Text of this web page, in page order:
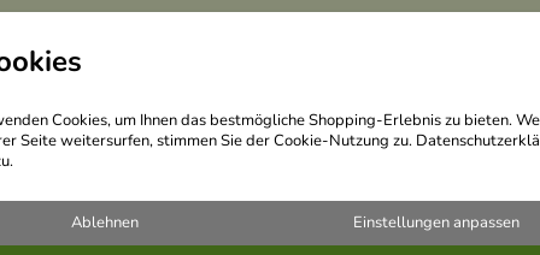
Cookies, um Ihnen das bestmögliche Shopping-Erlebnis zu bieten.
Seite weitersurfen, stimmen Sie der Cookie-Nutzung zu.
Ablehnen Einstellungen anpassen
Messer Küchenhelfer